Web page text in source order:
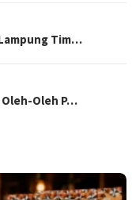
Tim…
Oleh-Oleh P…